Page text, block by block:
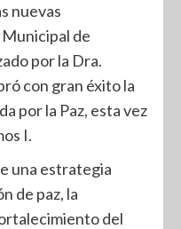
nuevas
de
por la Dra.
con gran éxito la
por la Paz, esta vez
I.
una estrategia
de paz, la
del